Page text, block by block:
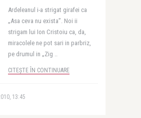
Ardeleanul i-a strigat girafei ca
„Asa ceva nu exista”. Noi ii
strigam lui Ion Cristoiu ca, da,
miracolele ne pot sari in parbriz,
pe drumul in „Zig ..
CITEȘTE ÎN CONTINUARE
13:45